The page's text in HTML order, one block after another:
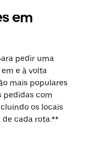
em
pedir uma
e à volta
mais populares
pedidas com
os locais
cada rota.**